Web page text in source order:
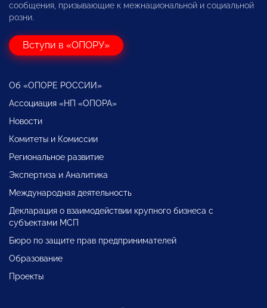
сообщения, призывающие к межнациональной и социальной
розни.
Вступи в «ОПОРУ»
Об «ОПОРЕ РОССИИ»
Ассоциация «НП «ОПОРА»
Новости
Комитеты и Комиссии
Региональное развитие
Экспертиза и Аналитика
Международная деятельность
Декларация о взаимодействии крупного бизнеса с
субъектами МСП
Бюро по защите прав предпринимателей
Образование
Проекты